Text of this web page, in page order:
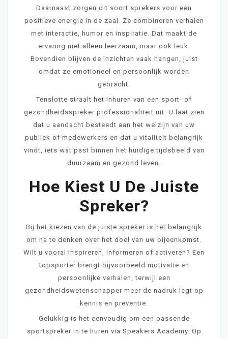
Daarnaast zorgen dit soort sprekers voor een
positieve energie in de zaal. Ze combineren verhalen
met interactie, humor en inspiratie. Dat maakt de
ervaring niet alleen leerzaam, maar ook leuk.
Bovendien blijven de inzichten vaak hangen, juist
omdat ze emotioneel en persoonlijk worden
gebracht.
Tenslotte straalt het inhuren van een sport- of
gezondheidsspreker professionaliteit uit. U laat zien
dat u aandacht besteedt aan het welzijn van uw
publiek of medewerkers en dat u vitaliteit belangrijk
vindt, iets wat past binnen het huidige tijdsbeeld van
duurzaam en gezond leven.
Hoe Kiest U De Juiste
Spreker?
Bij het kiezen van de juiste spreker is het belangrijk
om na te denken over het doel van uw bijeenkomst.
Wilt u vooral inspireren, informeren of activeren? Een
topsporter brengt bijvoorbeeld motivatie en
persoonlijke verhalen, terwijl een
gezondheidswetenschapper meer de nadruk legt op
kennis en preventie.
Gelukkig is het eenvoudig om een passende
sportspreker in te huren via Speakers Academy. Op